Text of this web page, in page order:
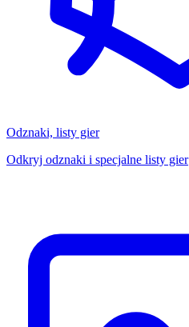
Odznaki, listy gier
Odkryj odznaki i specjalne listy gier